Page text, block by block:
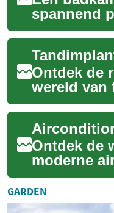
spannend
dagelijkse
van uw
Ontdek de
wereld van
de
Ontdek de
moderne
hier alles
GARDEN